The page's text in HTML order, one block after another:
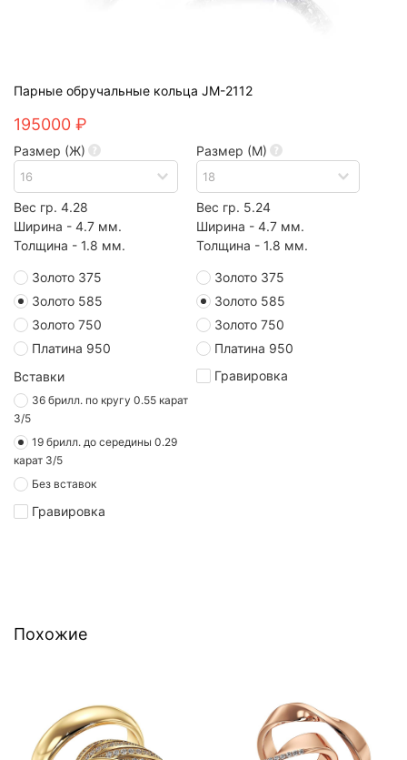
Парные обручальные кольца JM-2112
195000 ₽
Размер (Ж)
Вес гр. 4.28
Ширина - 4.7 мм.
Толщина - 1.8 мм.
Золото 375
Золото 585
Золото 750
Платина 950
Вставки
36 брилл. по кругу 0.55 карат
3/5
19 брилл. до середины 0.29
карат 3/5
Без вставок
Гравировка
Размер (М)
Вес гр. 5.24
Ширина - 4.7 мм.
Толщина - 1.8 мм.
Золото 375
Золото 585
Золото 750
Платина 950
Гравировка
Похожие